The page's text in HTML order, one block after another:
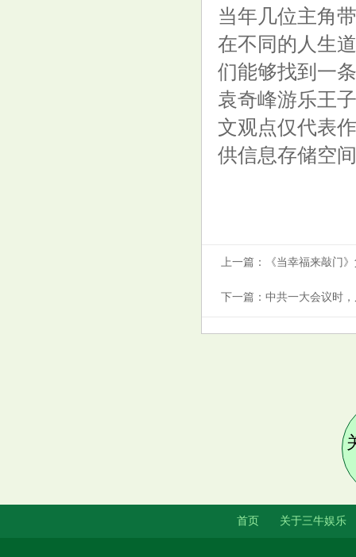
当年几位主角
在不同的人生
们能够找到一
袁奇峰游乐王
文观点仅代表
供信息存储空
上一篇： 《当幸福来敲门
下一篇： 中共一大会议时
首页 关于三牛娱乐